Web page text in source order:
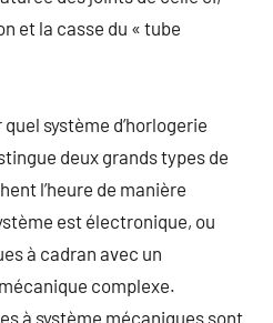
et la casse du « tube
système d’horlogerie
deux grands types de
l’heure de manière
est électronique, ou
à cadran avec un
complexe.
à système mécaniques sont